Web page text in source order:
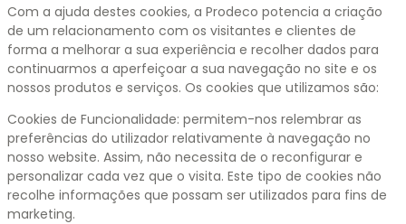
Com a ajuda destes cookies, a Prodeco potencia a criação
de um relacionamento com os visitantes e clientes de
forma a melhorar a sua experiência e recolher dados para
continuarmos a aperfeiçoar a sua navegação no site e os
nossos produtos e serviços. Os cookies que utilizamos são:
Cookies de Funcionalidade: permitem-nos relembrar as
preferências do utilizador relativamente à navegação no
nosso website. Assim, não necessita de o reconfigurar e
personalizar cada vez que o visita. Este tipo de cookies não
recolhe informações que possam ser utilizados para fins de
marketing.